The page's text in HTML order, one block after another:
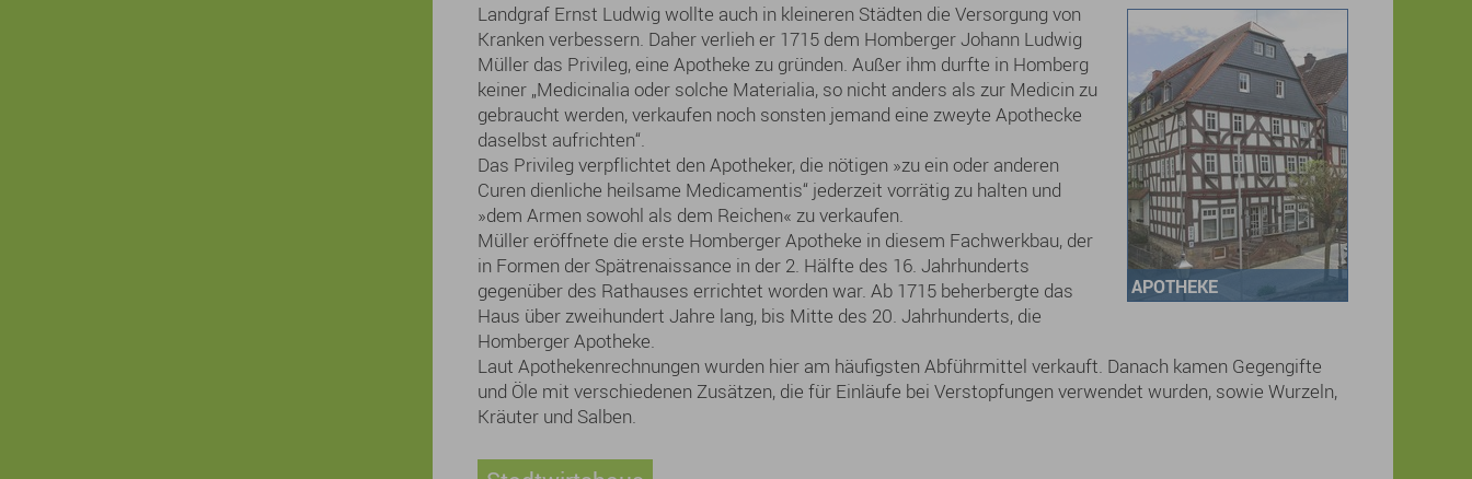
APOTHEKE
Landgraf Ernst Ludwig wollte auch in kleineren Städten die Versorgung von
Kranken verbessern. Daher verlieh er 1715 dem Homberger Johann Ludwig
Müller das Privileg, eine Apotheke zu gründen. Außer ihm durfte in Homberg
keiner „Medicinalia oder solche Materialia, so nicht anders als zur Medicin zu
gebraucht werden, verkaufen noch sonsten jemand eine zweyte Apothecke
daselbst aufrichten“.
Das Privileg verpflichtet den Apotheker, die nötigen »zu ein oder anderen
Curen dienliche heilsame Medicamentis“ jederzeit vorrätig zu halten und
»dem Armen sowohl als dem Reichen« zu verkaufen.
Müller eröffnete die erste Homberger Apotheke in diesem Fachwerkbau, der
in Formen der Spätrenaissance in der 2. Hälfte des 16. Jahrhunderts
gegenüber des Rathauses errichtet worden war. Ab 1715 beherbergte das
Haus über zweihundert Jahre lang, bis Mitte des 20. Jahrhunderts, die
Homberger Apotheke.
Laut Apothekenrechnungen wurden hier am häufigsten Abführmittel verkauft. Danach kamen Gegengifte
und Öle mit verschiedenen Zusätzen, die für Einläufe bei Verstopfungen verwendet wurden, sowie Wurzeln,
Kräuter und Salben.